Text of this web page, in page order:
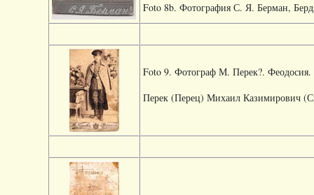
Foto 8b. Фотография С. Я. Берман,
Foto 9. Фотограф М. Перек?. Феодосия.
Перек (Перец) Михаил Казимирович